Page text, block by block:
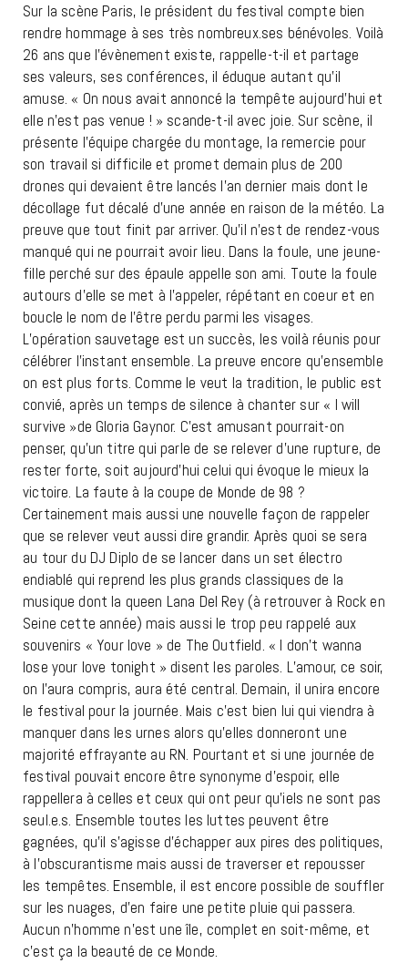
Sur la scène Paris, le président du festival compte bien
rendre hommage à ses très nombreux.ses bénévoles. Voilà
26 ans que l’évènement existe, rappelle-t-il et partage
ses valeurs, ses conférences, il éduque autant qu’il
amuse. « On nous avait annoncé la tempête aujourd’hui et
elle n’est pas venue ! » scande-t-il avec joie. Sur scène, il
présente l’équipe chargée du montage, la remercie pour
son travail si difficile et promet demain plus de 200
drones qui devaient être lancés l’an dernier mais dont le
décollage fut décalé d’une année en raison de la météo. La
preuve que tout finit par arriver. Qu’il n’est de rendez-vous
manqué qui ne pourrait avoir lieu. Dans la foule, une jeune-
fille perché sur des épaule appelle son ami. Toute la foule
autours d’elle se met à l’appeler, répétant en coeur et en
boucle le nom de l’être perdu parmi les visages.
L’opération sauvetage est un succès, les voilà réunis pour
célébrer l’instant ensemble. La preuve encore qu’ensemble
on est plus forts. Comme le veut la tradition, le public est
convié, après un temps de silence à chanter sur « I will
survive »de Gloria Gaynor. C’est amusant pourrait-on
penser, qu’un titre qui parle de se relever d’une rupture, de
rester forte, soit aujourd’hui celui qui évoque le mieux la
victoire. La faute à la coupe de Monde de 98 ?
Certainement mais aussi une nouvelle façon de rappeler
que se relever veut aussi dire grandir. Après quoi se sera
au tour du DJ Diplo de se lancer dans un set électro
endiablé qui reprend les plus grands classiques de la
musique dont la queen Lana Del Rey (à retrouver à Rock en
Seine cette année) mais aussi le trop peu rappelé aux
souvenirs « Your love » de The Outfield. « I don’t wanna
lose your love tonight » disent les paroles. L’amour, ce soir,
on l’aura compris, aura été central. Demain, il unira encore
le festival pour la journée. Mais c’est bien lui qui viendra à
manquer dans les urnes alors qu’elles donneront une
majorité effrayante au RN. Pourtant et si une journée de
festival pouvait encore être synonyme d’espoir, elle
rappellera à celles et ceux qui ont peur qu’iels ne sont pas
seul.e.s. Ensemble toutes les luttes peuvent être
gagnées, qu’il s’agisse d’échapper aux pires des politiques,
à l’obscurantisme mais aussi de traverser et repousser
les tempêtes. Ensemble, il est encore possible de souffler
sur les nuages, d’en faire une petite pluie qui passera.
Aucun n’homme n’est une île, complet en soit-même, et
c’est ça la beauté de ce Monde.